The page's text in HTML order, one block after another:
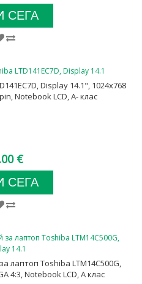
СЕГА
Display 14.1", 1024x768
Notebook LCD, A- клас
€
СЕГА
лаптоп Toshiba LTM14C500G,
4:3, Notebook LCD, А клас